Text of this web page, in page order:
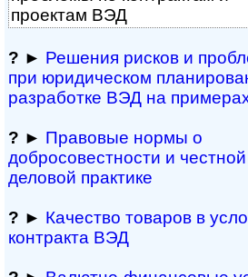
проектам ВЭД
? ► Решения рисков и
при юридичес­ком
разра­ботке ВЭД на
? ► Правовые нормы о
добросовестности и чест­ной
деловой практике
? ► Качество товаров в
контракта ВЭД